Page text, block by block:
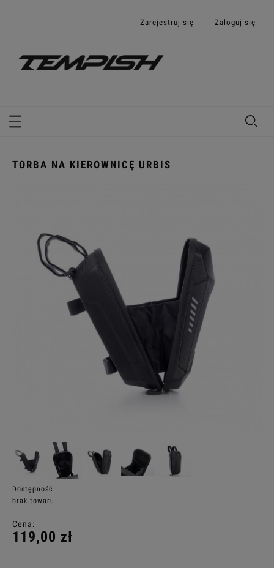
Zarejestruj się Zaloguj się
TORBA NA KIEROWNICĘ URBIS
Dostępność:
brak towaru
Cena:
119,00 zł